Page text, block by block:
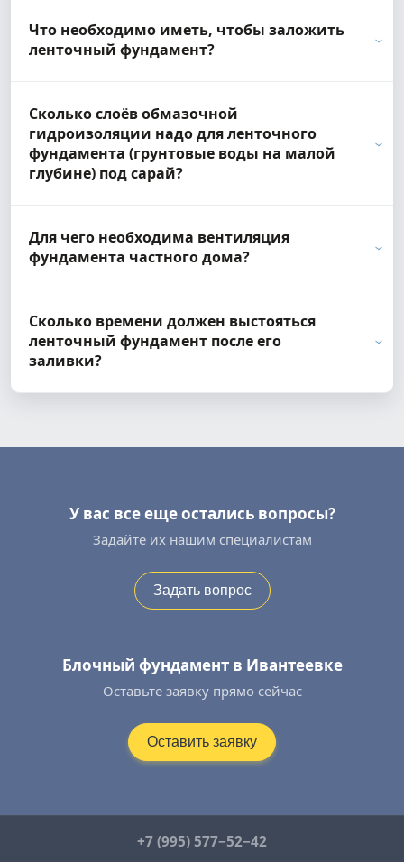
Что необходимо иметь, чтобы заложить
ленточный фундамент?
Сколько слоёв обмазочной
гидроизоляции надо для ленточного
фундамента (грунтовые воды на малой
глубине) под сарай?
Для чего необходима вентиляция
фундамента частного дома?
Сколько времени должен выстояться
ленточный фундамент после его
заливки?
У вас все еще остались вопросы?
Задайте их нашим специалистам
Задать вопрос
Блочный фундамент в Ивантеевке
Оставьте заявку прямо сейчас
Оставить заявку
+7 (995) 577−52−42